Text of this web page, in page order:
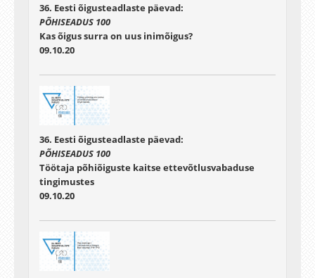
36. Eesti õigusteadlaste päevad:
PÕHISEADUS 100
Kas õigus surra on uus inimõigus?
09.10.20
36. Eesti õigusteadlaste päevad:
PÕHISEADUS 100
Töötaja põhiõiguste kaitse ettevõtlusvabaduse
tingimustes
09.10.20